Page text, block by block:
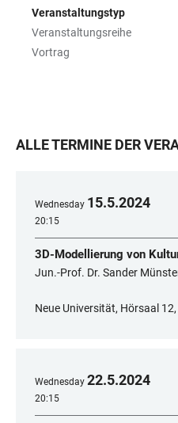
Veranstaltungstyp
Veranstaltungsreihe
Vortrag
ALLE TERMINE DER
Wednesday 15.5.2024
20:15
3D-Modellierung von
Jun.-Prof. Dr. Sander
Neue Universität, Hörsaal
Wednesday 22.5.2024
20:15